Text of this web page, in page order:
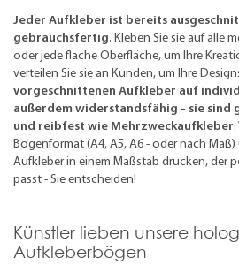
Jeder Aufkleber ist bereits
gebrauchsfertig. Kleben Sie sie auf alle
oder jede flache Oberfläche, um Ihre
verteilen Sie sie an Kunden, um Ihre
vorgeschnittenen Aufkleber auf
außerdem widerstandsfähig - sie sind
und reibfest wie Mehrzweckaufkleber
Bogenformat (A4, A5, A6 - oder nach Maß)
Aufkleber in einem Maßstab drucken, der
passt - Sie entscheiden!
Künstler lieben unsere
Aufkleberbögen